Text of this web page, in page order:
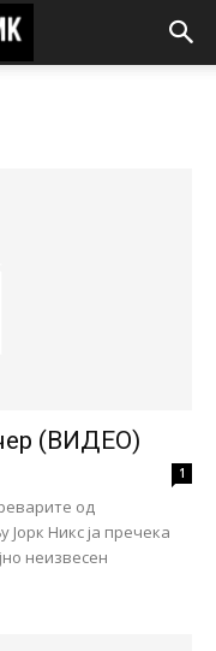
(ВИДЕО)
1
од
Никс ја пречека
неизвесен